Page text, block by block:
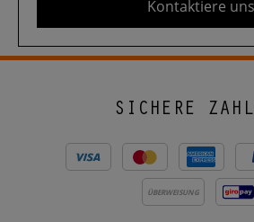
Kontaktiere uns
SICHERE
ÜBERWEISUNG